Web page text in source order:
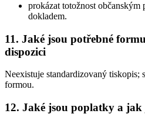
prokázat totožnost občanským
dokladem.
11. Jaké jsou potřebné
dispozici
Neexistuje standardizovaný tiskopis;
formou.
12. Jaké jsou poplatky a jak